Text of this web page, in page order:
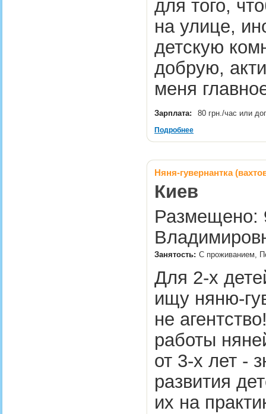
для того,
на улице,
детскую
добрую,
меня
Зарплата: 80 грн./час или
Подробнее
Няня-гувернантка
Киев
Размещено:
Занятость: С проживанием,
Для 2-х
ищу няню-
не
работы
от 3-х лет -
развития
их на